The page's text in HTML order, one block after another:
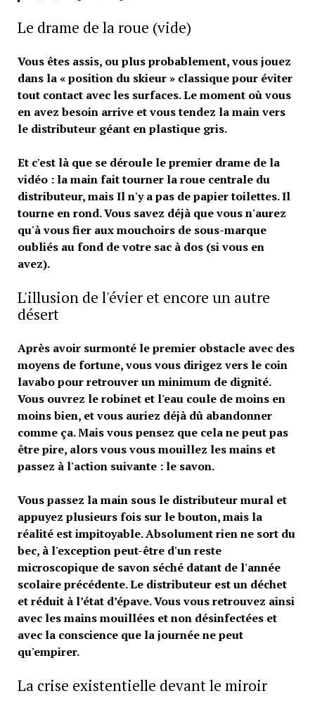
Le drame de la roue (vide)
Vous êtes assis, ou plus probablement, vous jouez
dans la « position du skieur » classique pour éviter
tout contact avec les surfaces. Le moment où vous
en avez besoin arrive et vous tendez la main vers
le distributeur géant en plastique gris.
Et c'est là que se déroule le premier drame de la
vidéo : la main fait tourner la roue centrale du
distributeur, maisIl n'y a pas de papier toilettes. Il
tourne en rond. Vous savez déjà que vous n'aurez
qu'à vous fier aux mouchoirs de sous-marque
oubliés au fond de votre sac à dos (si vous en
avez).
L'illusion de l'évier et encore un autre
désert
Après avoir surmonté le premier obstacle avec des
moyens de fortune, vous vous dirigez vers le coin
lavabo pour retrouver un minimum de dignité.
Vous ouvrez le robinet et l'eau coule de moins en
moins bien, et vous auriez déjà dû abandonner
comme ça. Mais vous pensez que cela ne peut pas
être pire, alors vous vous mouillez les mains et
passez à l'action suivante : le savon.
Vous passez la main sous le distributeur mural et
appuyez plusieurs fois sur le bouton, mais la
réalité est impitoyable. Absolument rien ne sort du
bec, à l'exception peut-être d'un reste
microscopique de savon séché datant de l'année
scolaire précédente. Le distributeur est un déchet
et réduit à l’état d’épave. Vous vous retrouvez ainsi
avec les mains mouillées et non désinfectées et
avec la conscience que la journée ne peut
qu'empirer.
La crise existentielle devant le miroir